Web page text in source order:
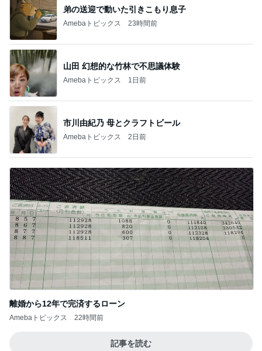
弟の送迎で動いた引きこもり息子
Amebaトピックス 23時間前
山田 幻想的な竹林で不思議体験
Amebaトピックス 1日前
市川由紀乃 母とクラフトビール
Amebaトピックス 2日前
離婚から12年で完済するローン
Amebaトピックス 22時間前
記事を読む